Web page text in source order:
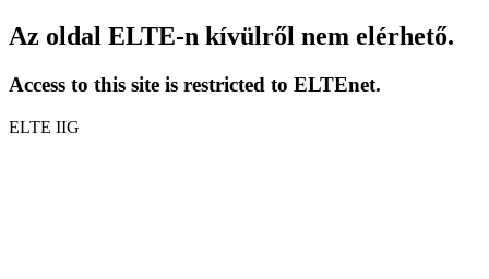
Az oldal ELTE-n kívülről nem elérhető.
Access to this site is restricted to ELTEnet.
ELTE IIG